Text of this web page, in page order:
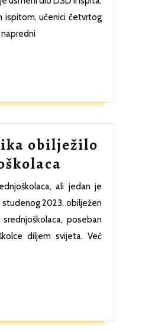
ispitom, učenici četvrtog
obilježilo
učenika
obilježilo
Dan
ali jedan je
studenog 2023. obilježen
poseban
diljem svijeta. Već